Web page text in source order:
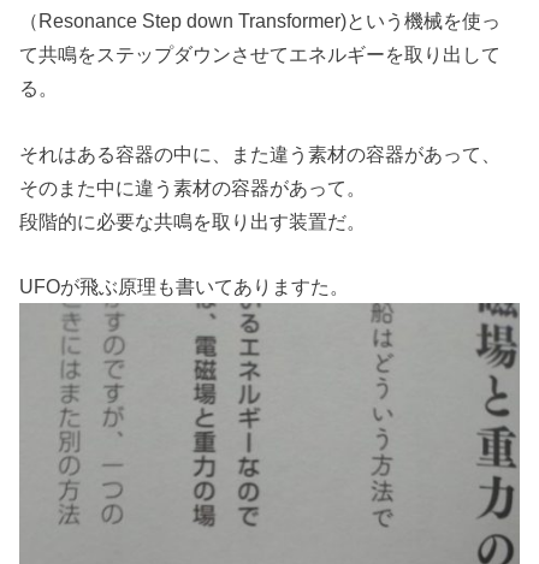
（Resonance Step down Transformer)という機械を使っ
て共鳴をステップダウンさせてエネルギーを取り出して
る。
それはある容器の中に、また違う素材の容器があって、
そのまた中に違う素材の容器があって。
段階的に必要な共鳴を取り出す装置だ。
UFOが飛ぶ原理も書いてありますた。